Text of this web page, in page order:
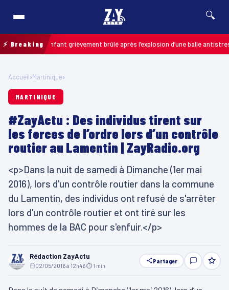
🔍
⚡ Breaking
: un enfant grièvement brûlé après l’explosion d’une balle antistress
Accueil›Martinique›
MARTINIQUE
#ZayActu : Des individus tirent sur
les forces de l’ordre lors d’un contrôle
routier au Lamentin | ZayRadio.org
<p>Dans la nuit de samedi à Dimanche (1er mai
2016), lors d'un contrôle routier dans la commune
du Lamentin, des individus ont refusé de s'arrêter
lors d'un contrôle routier et ont tiré sur les
hommes de la BAC pour s'enfuir.</p>
Rédaction ZayActu
02/05/2016 à 12h46⏱ 1 min
Partager